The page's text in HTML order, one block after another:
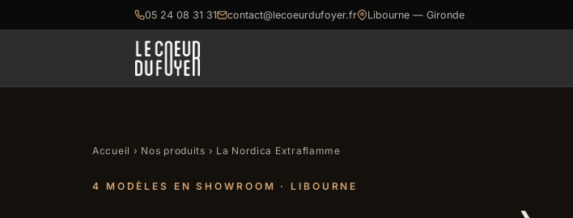
05 24 08 31 31 contact@lecoeurdufoyer.fr Libourne — Gironde
Accueil › Nos produits › La Nordica Extraflamme
4 MODÈLES EN SHOWROOM · LIBOURNE